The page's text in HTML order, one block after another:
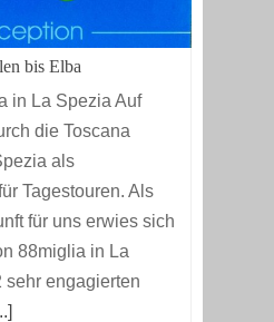
bis Elba
in La Spezia Auf
die Toscana
als
Tagestouren. Als
für uns erwies sich
88miglia in La
sehr engagierten